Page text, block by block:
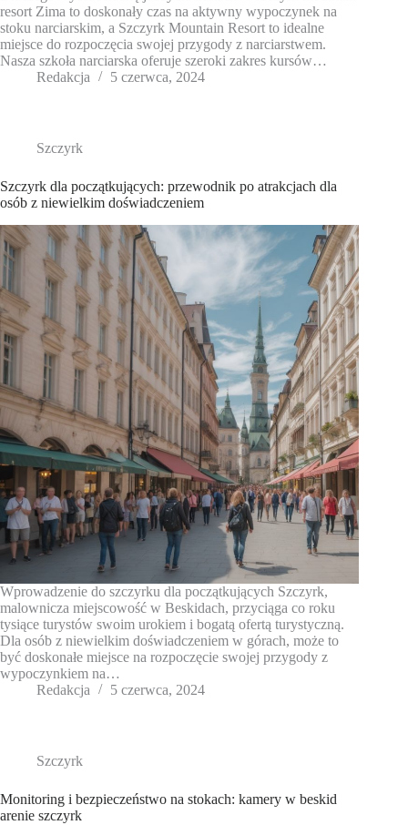
resort Zima to doskonały czas na aktywny wypoczynek na
stoku narciarskim, a Szczyrk Mountain Resort to idealne
miejsce do rozpoczęcia swojej przygody z narciarstwem.
Nasza szkoła narciarska oferuje szeroki zakres kursów…
Redakcja
5 czerwca, 2024
Szczyrk
Szczyrk dla początkujących: przewodnik po atrakcjach dla
osób z niewielkim doświadczeniem
Wprowadzenie do szczyrku dla początkujących Szczyrk,
malownicza miejscowość w Beskidach, przyciąga co roku
tysiące turystów swoim urokiem i bogatą ofertą turystyczną.
Dla osób z niewielkim doświadczeniem w górach, może to
być doskonałe miejsce na rozpoczęcie swojej przygody z
wypoczynkiem na…
Redakcja
5 czerwca, 2024
Szczyrk
Monitoring i bezpieczeństwo na stokach: kamery w beskid
arenie szczyrk